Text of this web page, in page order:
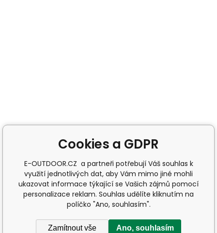
Cookies a GDPR
E-OUTDOOR.CZ a partneři potřebují Váš souhlas k
využití jednotlivých dat, aby Vám mimo jiné mohli
ukazovat informace týkající se Vašich zájmů pomocí
personalizace reklam. Souhlas udělíte kliknutím na
políčko "Ano, souhlasím".
Zamítnout vše Ano, souhlasím